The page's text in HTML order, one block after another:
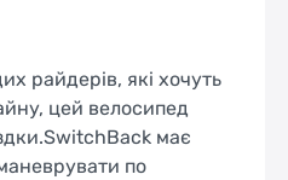
райдерів, які хочуть
цей велосипед
має
по